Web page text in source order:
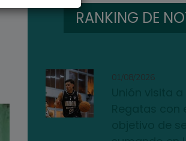
RANKING DE
01/08/2026